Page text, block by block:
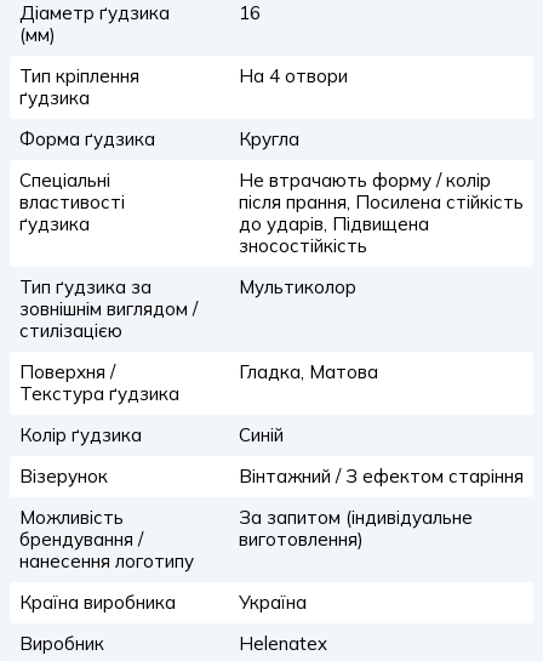
Діаметр ґудзика
(мм)
16
Тип кріплення
ґудзика
На 4 отвори
Форма ґудзика
Кругла
Спеціальні
властивості
ґудзика
Не втрачають форму / колір
після прання, Посилена стійкість
до ударів, Підвищена
зносостійкість
Тип ґудзика за
зовнішнім виглядом /
стилізацією
Мультиколор
Поверхня /
Текстура ґудзика
Гладка, Матова
Колір ґудзика
Синій
Візерунок
Вінтажний / З ефектом старіння
Можливість
брендування /
нанесення логотипу
За запитом (індивідуальне
виготовлення)
Країна виробника
Україна
Виробник
Helenatex